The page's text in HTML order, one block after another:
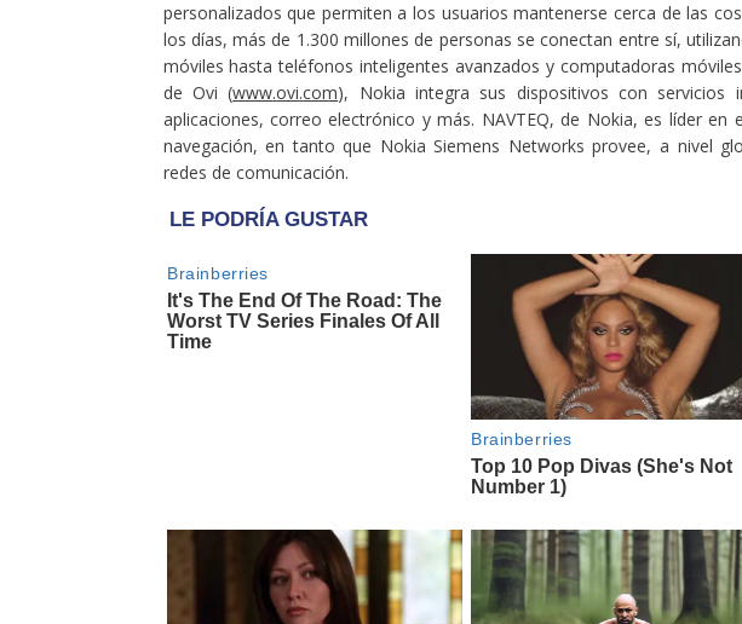
personalizados que permiten a los usuarios mantenerse cerca de las
los días, más de 1.300 millones de personas se conectan entre sí,
móviles hasta teléfonos inteligentes avanzados y computadoras
de Ovi (www.ovi.com), Nokia integra sus dispositivos con servicios
aplicaciones, correo electrónico y más. NAVTEQ, de Nokia, es líder en
navegación, en tanto que Nokia Siemens Networks provee, a nivel
redes de comunicación.